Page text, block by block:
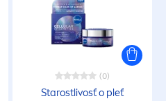
(0)
Starostlivosť o pleť